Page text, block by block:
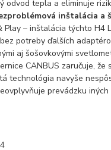
odvod tepla a eliminuje
inštalácia a
Play – inštalácia týchto H4
potreby ďalších
aj šošovkovými
CANBUS zaručuje, že
technológia navyše
prevádzku